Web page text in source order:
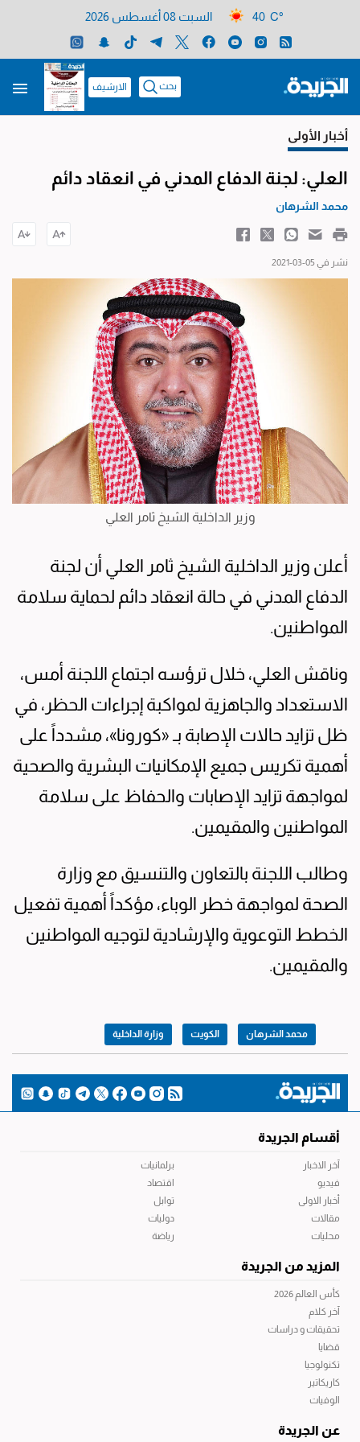
40 C° السبت 08 أغسطس 2026
بحث الارشيف
أخبار الأولى
العلي: لجنة الدفاع المدني في انعقاد دائم
محمد الشرهان
نشر في 05-03-2021
وزير الداخلية الشيخ ثامر العلي
أعلن وزير الداخلية الشيخ ثامر العلي أن لجنة
الدفاع المدني في حالة انعقاد دائم لحماية سلامة
المواطنين.
وناقش العلي، خلال ترؤسه اجتماع اللجنة أمس،
الاستعداد والجاهزية لمواكبة إجراءات الحظر، في
ظل تزايد حالات الإصابة بـ «كورونا»، مشدداً على
أهمية تكريس جميع الإمكانيات البشرية والصحية
لمواجهة تزايد الإصابات والحفاظ على سلامة
المواطنين والمقيمين.
وطالب اللجنة بالتعاون والتنسيق مع وزارة
الصحة لمواجهة خطر الوباء، مؤكداً أهمية تفعيل
الخطط التوعوية والإرشادية لتوجيه المواطنين
والمقيمين.
محمد الشرهان الكويت وزارة الداخلية
أقسام الجريدة
آخر الاخبار
فيديو
أخبار الاولى
مقالات
محليات
برلمانيات
اقتصاد
توابل
دوليات
رياضة
المزيد من الجريدة
كأس العالم 2026
آخر كلام
تحقيقات و دراسات
قضايا
تكنولوجيا
كاريكاتير
الوفيات
عن الجريدة